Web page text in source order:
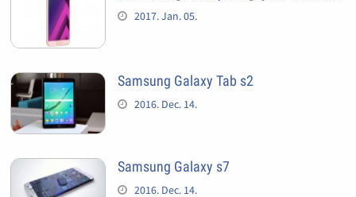
2017. Jan. 05.
Samsung Galaxy Tab s2
2016. Dec. 14.
Samsung Galaxy s7
2016. Dec. 14.